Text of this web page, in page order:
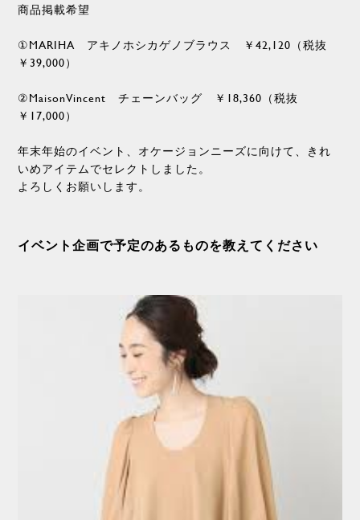
商品掲載希望
①MARIHA アキノホシカゲノブラウス ￥42,120（税抜
￥39,000）
②MaisonVincent チェーンバッグ ￥18,360（税抜
￥17,000）
年末年始のイベント、オケージョンニーズに向けて、きれ
いめアイテムでセレクトしました。
よろしくお願いします。
イベント企画で予定のあるものを教えてください